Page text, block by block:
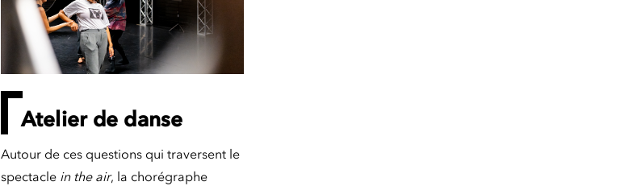
Atelier de danse
Autour de ces questions qui traversent le
spectacle in the air, la chorégraphe